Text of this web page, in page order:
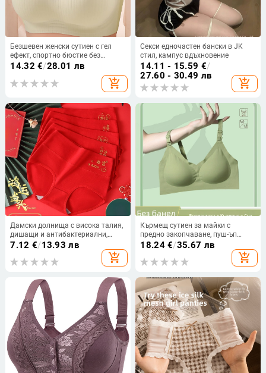
Безшевен женски сутиен с гел
ефект, спортно бюстие без
банели, потник стил, стягащ за
малък бюст, красив гръб, дишащ
найлон
14.32 €/28.01 лв
add_shopping_cart
Секси едночастен бански в JK
стил, кампус вдъхновение
14.11 - 15.59 €/
27.60 - 30.49 лв
add_shopping_cart
Дамски долнища с висока талия,
дишащи и антибактериални,
основна материя 90–95% памук,
7.12 €/13.93 лв
add_shopping_cart
Кърмещ сутиен за майки с
предно закопчаване, пуш-ъп
ефект, анти-опадане, нейлон, без
18.24€/35.67 лв
add_shopping_cart